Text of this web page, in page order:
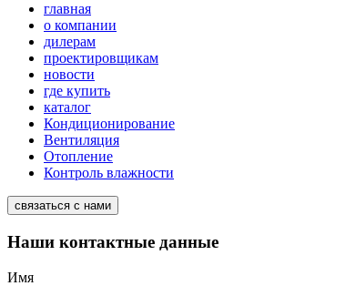
главная
о компании
дилерам
проектировщикам
новости
где купить
каталог
Кондиционирование
Вентиляция
Отопление
Контроль влажности
связаться с нами
Наши контактные данные
Имя